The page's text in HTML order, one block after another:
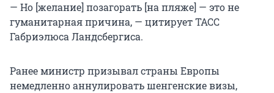
— Но [желание] позагорать [на пляже] — это не
гуманитарная причина, — цитирует ТАСС
Габриэлюса Ландсбергиса.
Ранее министр призывал страны Европы
немедленно аннулировать шенгенские визы,